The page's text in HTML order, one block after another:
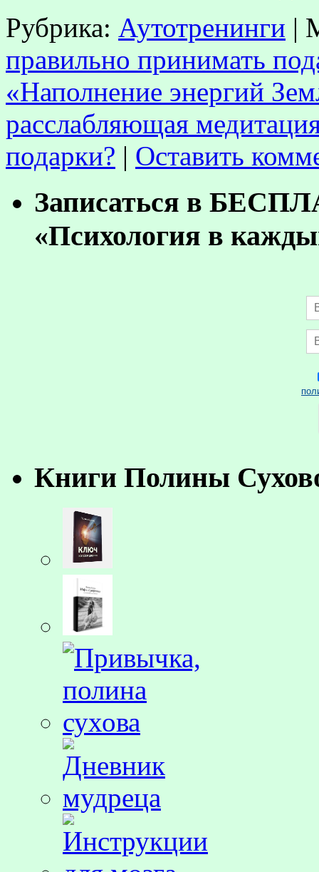
Рубрика: Аутотренинги |
правильно принимать
«Наполнение энергий
расслабляющая
подарки? | Оставить
Записаться в
«Психология в
Книги Полины